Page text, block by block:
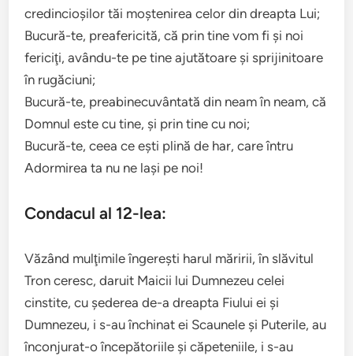
credincioşilor tăi moştenirea celor din dreapta Lui;
Bucură-te, preafericită, că prin tine vom fi şi noi
fericiţi, avându-te pe tine ajutătoare şi sprijinitoare
în rugăciuni;
Bucură-te, preabinecuvântată din neam în neam, că
Domnul este cu tine, şi prin tine cu noi;
Bucură-te, ceea ce eşti plină de har, care întru
Adormirea ta nu ne laşi pe noi!
Condacul al 12-lea:
Văzând mulţimile îngereşti harul măririi, în slăvitul
Tron ceresc, daruit Maicii lui Dumnezeu celei
cinstite, cu şederea de-a dreapta Fiului ei şi
Dumnezeu, i s-au închinat ei Scaunele şi Puterile, au
înconjurat-o începătoriile şi căpeteniile, i s-au